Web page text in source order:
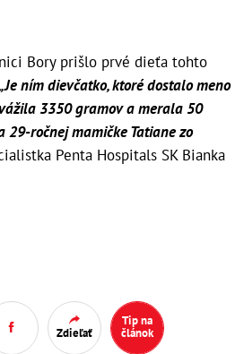
Bory prišlo prvé dieťa tohto
ním dievčatko, ktoré dostalo meno
3350 gramov a merala 50
29-ročnej mamičke Tatiane zo
Penta Hospitals SK Bianka
Zdieľať
Tip na
článok